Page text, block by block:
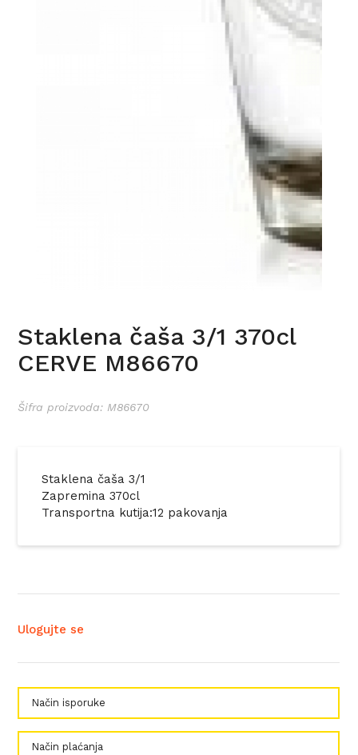
Staklena čaša 3/1 370cl
CERVE M86670
Šifra proizvoda: M86670
Staklena čaša 3/1
Zapremina 370cl
Transportna kutija:12 pakovanja
Ulogujte se
Način isporuke
Način plaćanja